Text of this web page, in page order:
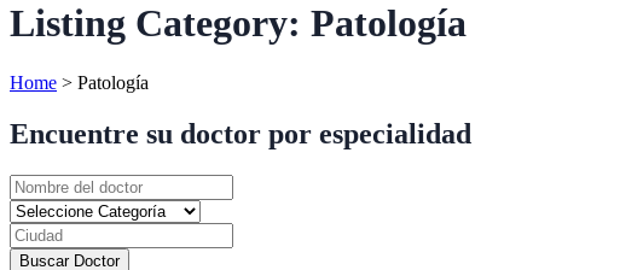
Listing Category: Patología
Home > Patología
Encuentre su doctor por especialidad